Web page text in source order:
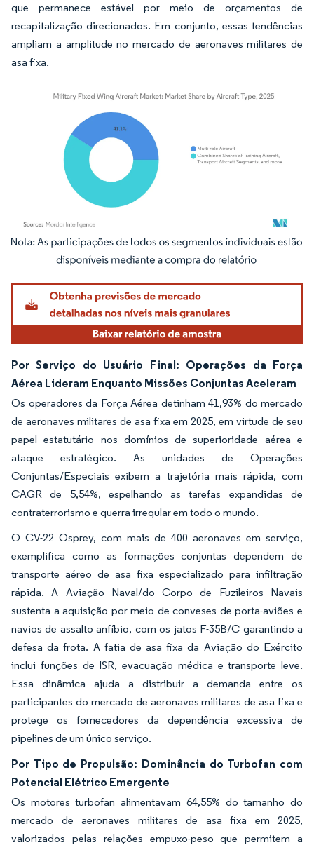
que permanece estável por meio de orçamentos de
recapitalização direcionados. Em conjunto, essas tendências
ampliam a amplitude no mercado de aeronaves militares de
asa fixa.
Imagem © Mordor Intelligence. O reuso requer atribuição conforme CC BY 4.0.
Por Serviço do Usuário Final: Operações da Força
Aérea Lideram Enquanto Missões Conjuntas Aceleram
Os operadores da Força Aérea detinham 41,93% do mercado
de aeronaves militares de asa fixa em 2025, em virtude de seu
papel estatutário nos domínios de superioridade aérea e
ataque estratégico. As unidades de Operações
Conjuntas/Especiais exibem a trajetória mais rápida, com
CAGR de 5,54%, espelhando as tarefas expandidas de
contraterrorismo e guerra irregular em todo o mundo.
O CV-22 Osprey, com mais de 400 aeronaves em serviço,
exemplifica como as formações conjuntas dependem de
transporte aéreo de asa fixa especializado para infiltração
rápida. A Aviação Naval/do Corpo de Fuzileiros Navais
sustenta a aquisição por meio de conveses de porta-aviões e
navios de assalto anfíbio, com os jatos F-35B/C garantindo a
defesa da frota. A fatia de asa fixa da Aviação do Exército
inclui funções de ISR, evacuação médica e transporte leve.
Essa dinâmica ajuda a distribuir a demanda entre os
participantes do mercado de aeronaves militares de asa fixa e
protege os fornecedores da dependência excessiva de
pipelines de um único serviço.
Por Tipo de Propulsão: Dominância do Turbofan com
Potencial Elétrico Emergente
Os motores turbofan alimentavam 64,55% do tamanho do
mercado de aeronaves militares de asa fixa em 2025,
valorizados pelas relações empuxo-peso que permitem a